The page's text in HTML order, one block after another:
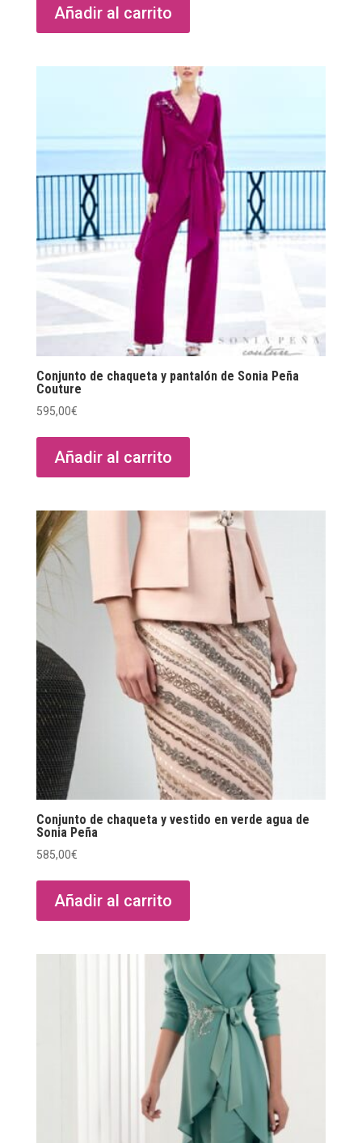
Añadir al carrito
Conjunto de chaqueta y pantalón de Sonia Peña
Couture
595,00€
Añadir al carrito
Conjunto de chaqueta y vestido en verde agua de
Sonia Peña
585,00€
Añadir al carrito